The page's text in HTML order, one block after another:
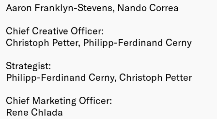
Aaron Franklyn-Stevens, Nando Correa
Chief Creative Officer:
Christoph Petter, Philipp-Ferdinand Cerny
Strategist:
Philipp-Ferdinand Cerny, Christoph Petter
Chief Marketing Officer:
Rene Chlada